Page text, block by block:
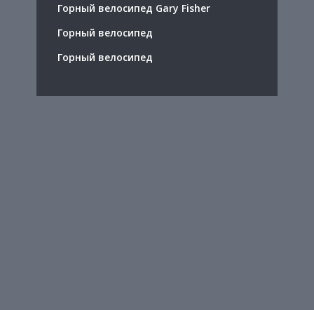
Горный велосипед Gary Fisher
Горный велосипед
Горный велосипед